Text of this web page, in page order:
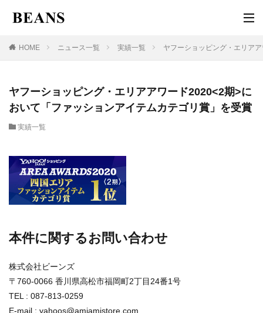
HOME ニュース一覧 実績一覧 ヤフーショッピング・エリア
ヤフーショッピング・エリアアワード2020<2期>に
おいて「ファッションアイテムカテゴリ賞」を受賞
実績一覧
本件に関するお問い合わせ
株式会社ビーンズ
〒760-0066 香川県高松市福岡町2丁目24番1号
TEL : 087-813-0259
E-mail : yahoos@amiamistore.com